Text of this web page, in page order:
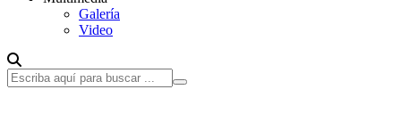
Galería
Video